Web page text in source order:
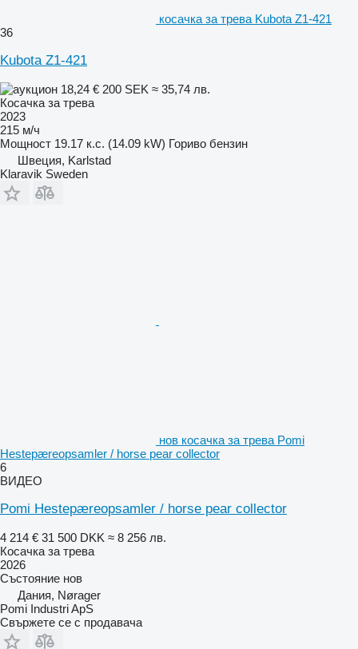
косачка за трева Kubota Z1-421
36
Kubota Z1-421
18,24 € 200 SEK ≈ 35,74 лв.
Косачка за трева
2023
215 м/ч
Мощност 19.17 к.с. (14.09 kW) Гориво бензин
Швеция, Karlstad
Klaravik Sweden
нов косачка за трева Pomi
Hestepæreopsamler / horse pear collector
6
ВИДЕО
Pomi Hestepæreopsamler / horse pear collector
4 214 € 31 500 DKK ≈ 8 256 лв.
Косачка за трева
2026
Състояние нов
Дания, Nørager
Pomi Industri ApS
Свържете се с продавача